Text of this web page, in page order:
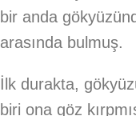
bir anda
arasında bulmuş.
İlk durakta,
biri ona göz